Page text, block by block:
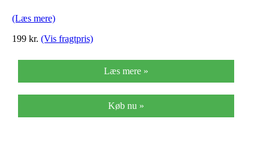
Skoovertræk –
Sort – One
Size
(Læs mere)
199 kr. (Vis fragtpris)
Læs mere »
Køb nu »